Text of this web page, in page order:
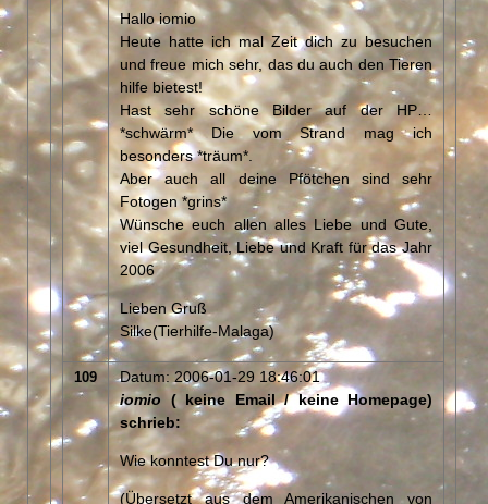
Hallo iomio
Heute hatte ich mal Zeit dich zu besuchen
und freue mich sehr, das du auch den Tieren
hilfe bietest!
Hast sehr schöne Bilder auf der HP…
*schwärm* Die vom Strand mag ich
besonders *träum*.
Aber auch all deine Pfötchen sind sehr
Fotogen *grins*
Wünsche euch allen alles Liebe und Gute,
viel Gesundheit, Liebe und Kraft für das Jahr
2006
Lieben Gruß
Silke(Tierhilfe-Malaga)
109
Datum: 2006-01-29 18:46:01
iomio ( keine Email / keine Homepage)
schrieb:
Wie konntest Du nur?
(Übersetzt aus dem Amerikanischen von